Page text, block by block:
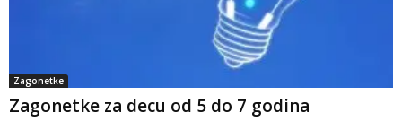
Zagonetke
Zagonetke za decu od 5 do 7 godina